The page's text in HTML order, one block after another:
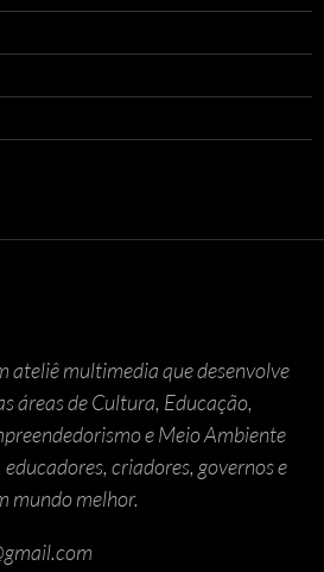
ateliê multimedia que desenvolve
áreas de Cultura, Educação,
e Meio Ambiente
criadores, governos e
mundo melhor.